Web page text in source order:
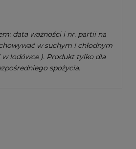
data ważności i nr. partii na
w suchym i chłodnym
lodówce ). Produkt tylko dla
spożycia.